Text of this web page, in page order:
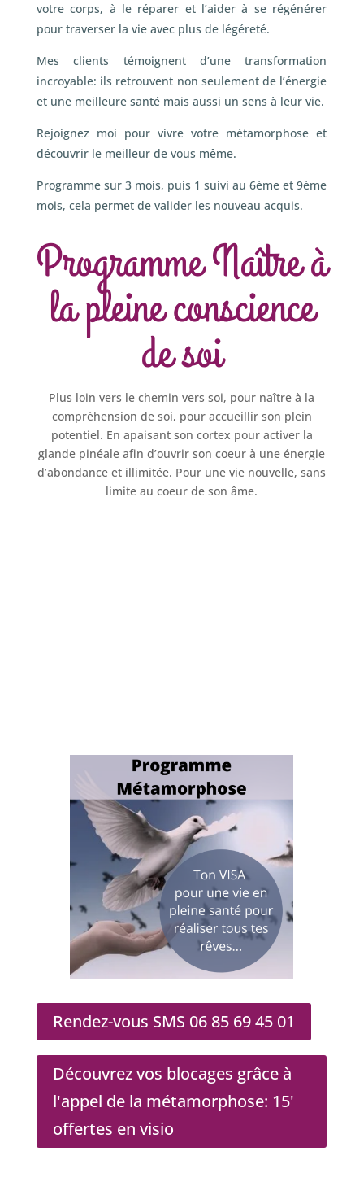
votre corps, à le réparer et l’aider à se régénérer
pour traverser la vie avec plus de légéreté.
Mes clients témoignent d’une transformation
incroyable: ils retrouvent non seulement de l’énergie
et une meilleure santé mais aussi un sens à leur vie.
Rejoignez moi pour vivre votre métamorphose et
découvrir le meilleur de vous même.
Programme sur 3 mois, puis 1 suivi au 6ème et 9ème
mois, cela permet de valider les nouveau acquis.
Programme Naître à
la pleine conscience
de soi
Plus loin vers le chemin vers soi, pour naître à la
compréhension de soi, pour accueillir son plein
potentiel. En apaisant son cortex pour activer la
glande pinéale afin d’ouvrir son coeur à une énergie
d’abondance et illimitée. Pour une vie nouvelle, sans
limite au coeur de son âme.
Rendez-vous SMS 06 85 69 45 01
Découvrez vos blocages grâce à
l'appel de la métamorphose: 15'
offertes en visio